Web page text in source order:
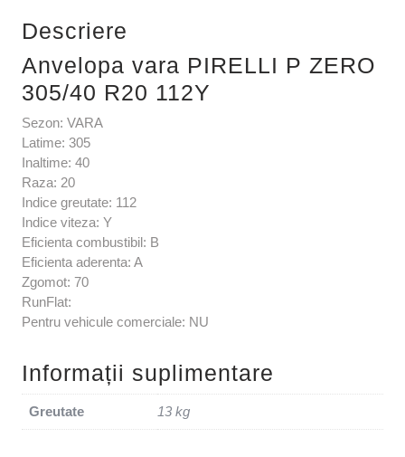
Descriere
Anvelopa vara PIRELLI P ZERO
305/40 R20 112Y
Sezon: VARA
Latime: 305
Inaltime: 40
Raza: 20
Indice greutate: 112
Indice viteza: Y
Eficienta combustibil: B
Eficienta aderenta: A
Zgomot: 70
RunFlat:
Pentru vehicule comerciale: NU
Informații suplimentare
Greutate 13 kg